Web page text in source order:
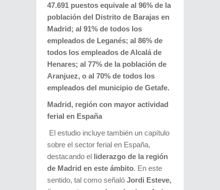
47.691 puestos equivale al 96% de la
población del Distrito de Barajas en
Madrid; al 91% de todos los
empleados de Leganés; al 86% de
todos los empleados de Alcalá de
Henares; al 77% de la población de
Aranjuez, o al 70% de todos los
empleados del municipio de Getafe.
Madrid, región con mayor actividad
ferial en España
El estudio incluye también un capítulo
sobre el sector ferial en España,
destacando el liderazgo de la región
de Madrid en este ámbito. En este
sentido, tal como señaló Jordi Esteve,